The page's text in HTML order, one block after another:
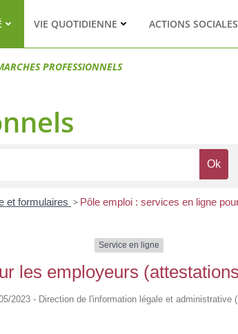
VIE QUOTIDIENNE ACTIONS SOCIALES
PROFESSIONNELS
et formulaires > Pôle emploi : services en ligne
Service en ligne
les employeurs
2023 - Direction de l'information légale et administrative